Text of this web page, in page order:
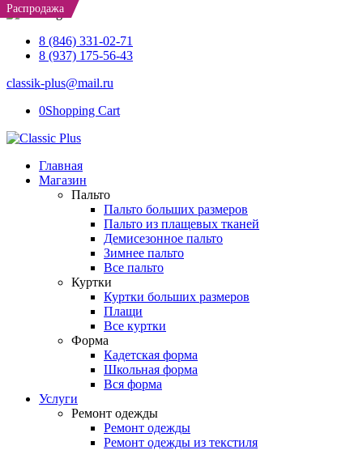
8 (846) 331-02-71
8 (937) 175-56-43
classik-plus@mail.ru
0Shopping Cart
Главная
Магазин
Пальто
Пальто больших размеров
Пальто из плащевых тканей
Демисезонное пальто
Зимнее пальто
Все пальто
Куртки
Куртки больших размеров
Плащи
Все куртки
Форма
Кадетская форма
Школьная форма
Вся форма
Услуги
Ремонт одежды
Ремонт одежды
Ремонт одежды из текстиля
Распродажа
Распродажа